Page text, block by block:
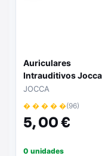
Auriculares
Intrauditivos Jocca
9721/ Jack 3.5/ Beige
JOCCA
� � � � �(96)
5,00 €
0 unidades